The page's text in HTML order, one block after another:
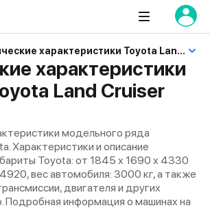
Технические характеристики Toyota Land Cruiser Prado
характеристики
Land Cruiser
модельного ряда
Характеристики и описание
Toyota: от 1845 x 1690 x 4330
вес автомобиля: 3000 кг, а также
двигателя и других
Подробная информация о машинах на